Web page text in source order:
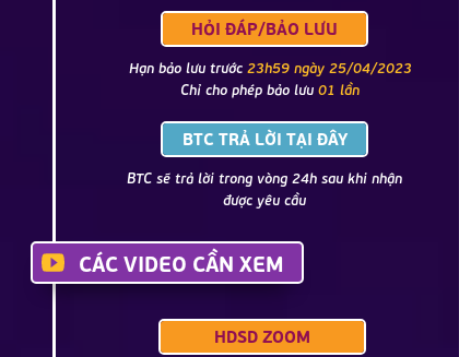
Hạn bảo lưu trước 23h59 ngày 25/04/2023
Chỉ cho phép bảo lưu01 lần
HỎI ĐÁP/BẢO LƯU
BTC TRẢ LỜI TẠI ĐÂY
BTC sẽ trả lời trong vòng 24h sau khi nhận
được yêu cầu
CÁC VIDEO CẦN XEM
HDSD ZOOM